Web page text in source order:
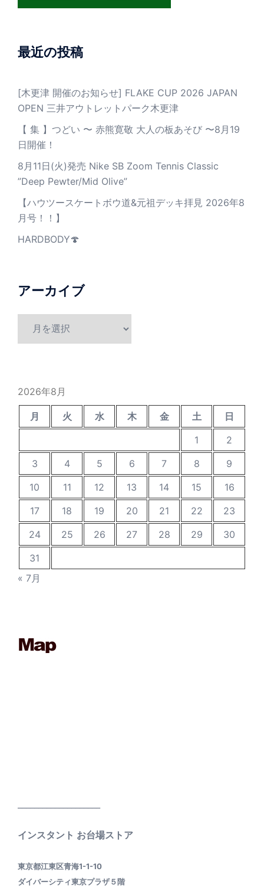
最近の投稿
[木更津 開催のお知らせ] FLAKE CUP 2026 JAPAN
OPEN 三井アウトレットパーク木更津
【 集 】つどい 〜 赤熊寛敬 大人の板あそび 〜8月19
日開催！
8月11日(火)発売 Nike SB Zoom Tennis Classic
”Deep Pewter/Mid Olive”
【ハウツースケートボウ道&元祖デッキ拝見 2026年8
月号！！】
HARDBODY🍄
アーカイブ
2026年8月
月 火 水 木 金 土
日
1
2
3
4 5 6 7 8
9
10
11 12 13 14 15
16
17
18 19 20 21 22
23
24
25 26 27 28 29
30
31
« 7月
インスタント お台場ストア
東京都江東区青海1-1-10
ダイバーシティ東京プラザ５階